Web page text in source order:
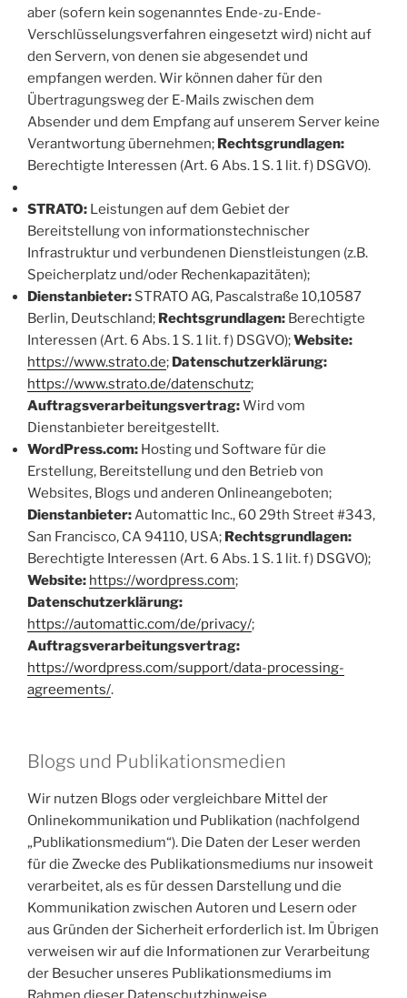
aber (sofern kein sogenanntes Ende-zu-Ende-
Verschlüsselungsverfahren eingesetzt wird) nicht auf
den Servern, von denen sie abgesendet und
empfangen werden. Wir können daher für den
Übertragungsweg der E-Mails zwischen dem
Absender und dem Empfang auf unserem Server keine
Verantwortung übernehmen; Rechtsgrundlagen:
Berechtigte Interessen (Art. 6 Abs. 1 S. 1 lit. f) DSGVO).
STRATO: Leistungen auf dem Gebiet der
Bereitstellung von informationstechnischer
Infrastruktur und verbundenen Dienstleistungen (z.B.
Speicherplatz und/oder Rechenkapazitäten);
Dienstanbieter: STRATO AG, Pascalstraße 10,10587
Berlin, Deutschland; Rechtsgrundlagen: Berechtigte
Interessen (Art. 6 Abs. 1 S. 1 lit. f) DSGVO);Website:
https://www.strato.de; Datenschutzerklärung:
https://www.strato.de/datenschutz;
Auftragsverarbeitungsvertrag:Wird vom
Dienstanbieter bereitgestellt.
WordPress.com: Hosting und Software für die
Erstellung, Bereitstellung und den Betrieb von
Websites, Blogs und anderen Onlineangeboten;
Dienstanbieter:Automattic Inc., 60 29th Street #343,
San Francisco, CA 94110, USA; Rechtsgrundlagen:
Berechtigte Interessen (Art. 6 Abs. 1 S. 1 lit. f) DSGVO);
Website: https://wordpress.com;
Datenschutzerklärung:
https://automattic.com/de/privacy/;
Auftragsverarbeitungsvertrag:
https://wordpress.com/support/data-processing-
agreements/.
Blogs und Publikationsmedien
Wir nutzen Blogs oder vergleichbare Mittel der
Onlinekommunikation und Publikation (nachfolgend
„Publikationsmedium“). Die Daten der Leser werden
für die Zwecke des Publikationsmediums nur insoweit
verarbeitet, als es für dessen Darstellung und die
Kommunikation zwischen Autoren und Lesern oder
aus Gründen der Sicherheit erforderlich ist. Im Übrigen
verweisen wir auf die Informationen zur Verarbeitung
der Besucher unseres Publikationsmediums im